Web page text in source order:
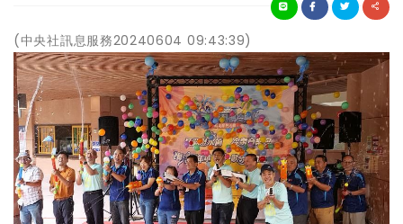
(中央社訊息服務20240604 09:43:39)